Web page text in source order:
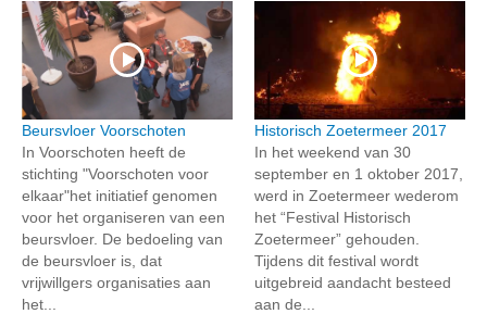
Beursvloer Voorschoten
In Voorschoten heeft de
stichting "Voorschoten voor
elkaar"het initiatief genomen
voor het organiseren van een
beursvloer. De bedoeling van
de beursvloer is, dat
vrijwillgers organisaties aan
het...
Historisch Zoetermeer 2017
In het weekend van 30
september en 1 oktober 2017,
werd in Zoetermeer wederom
het “Festival Historisch
Zoetermeer” gehouden.
Tijdens dit festival wordt
uitgebreid aandacht besteed
aan de...